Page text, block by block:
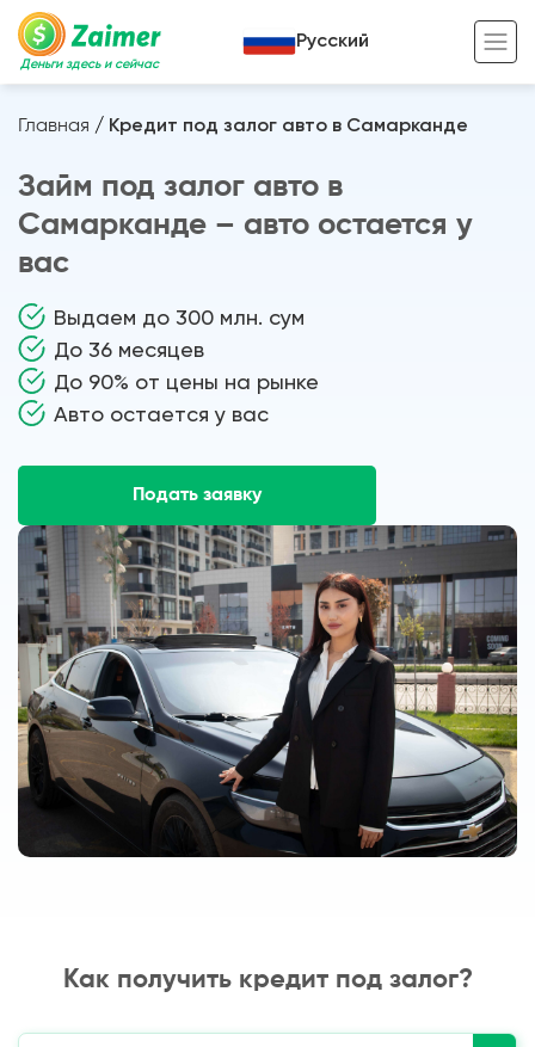
Деньги здесь и сейчас
Кредит под залог авто
Кредит под залог недвижимости
Кредит под залог спецтехники
Кредит онлайн
Кредит для предпринимателей
Жизненный цикл вашего кредита
Полезные статьи
Кредитный калькулятор
Русский
Главная / Кредит под залог авто в Самарканде
Займ под залог авто в
Самарканде – авто остается у
вас
Выдаем до 300 млн. сум
До 36 месяцев
До 90% от цены на рынке
Авто остается у вас
Подать заявку
Как получить кредит под залог?